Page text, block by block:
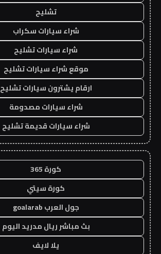
تشليح
شراء سيارات سكراب
شراء سيارات تشليح
موقع شراء سيارات تشليح
ارقام يشترون سيارات تشليح
شراء سيارات مصدومة
شراء سيارات قديمة تشليح
كورة 365
كورة سيتي
جول العرب goalarab
بث مباشر ريال مدريد اليوم
يلا لايف